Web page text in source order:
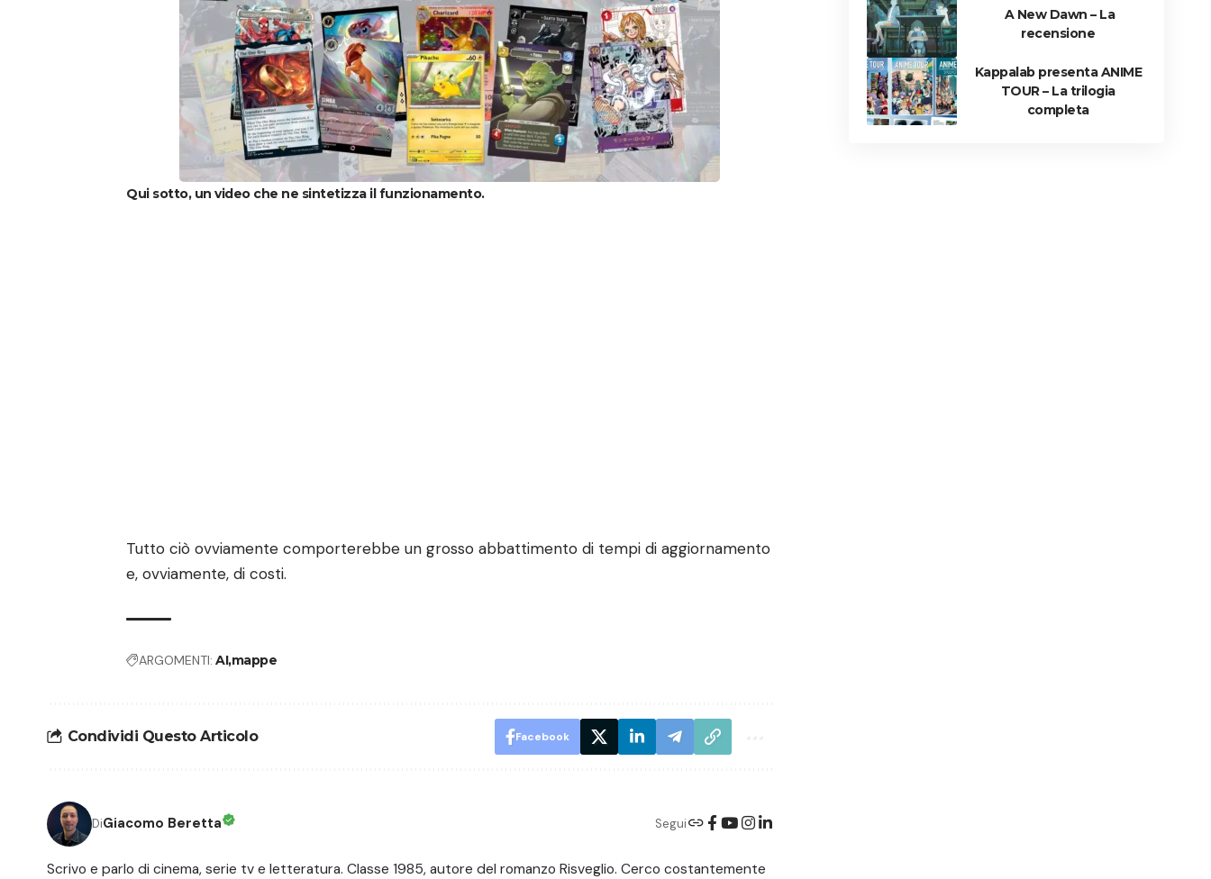
Qui sotto, un video che ne sintetizza il funzionamento.
Tutto ciò ovviamente comporterebbe un grosso abbattimento di tempi di aggiornamento
e, ovviamente, di costi.
ARGOMENTI: AImappe
Condividi Questo Articolo Facebook
DiGiacomo Beretta Segui
Scrivo e parlo di cinema, serie tv e letteratura. Classe 1985, autore del romanzo Risveglio. Cerco costantemente
A New Dawn – La
recensione
Kappalab presenta ANIME
TOUR – La trilogia
completa